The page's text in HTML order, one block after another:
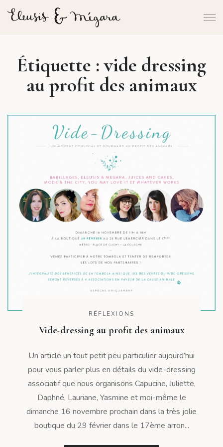
Étiquette :vide dressing
au profit des animaux
RÉFLEXIONS
Vide-dressing au profit des animaux
Un article un tout petit peu particulier aujourd’hui
pour vous parler plus en détails du vide-dressing
associatif que nous organisons Capucine, Juliette,
Daphné, Lauriane, Yasmine et moi-même le
dimanche 16 novembre prochain dans la très jolie
boutique du 29 février dans le 17ème arron...